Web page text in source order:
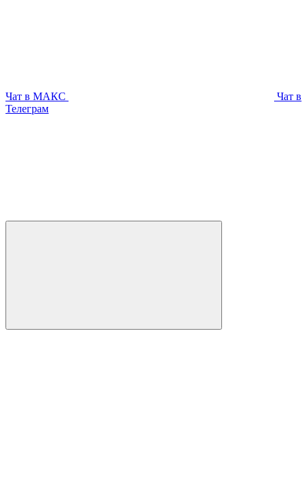
Чат в МАКС
Чат в
Телеграм